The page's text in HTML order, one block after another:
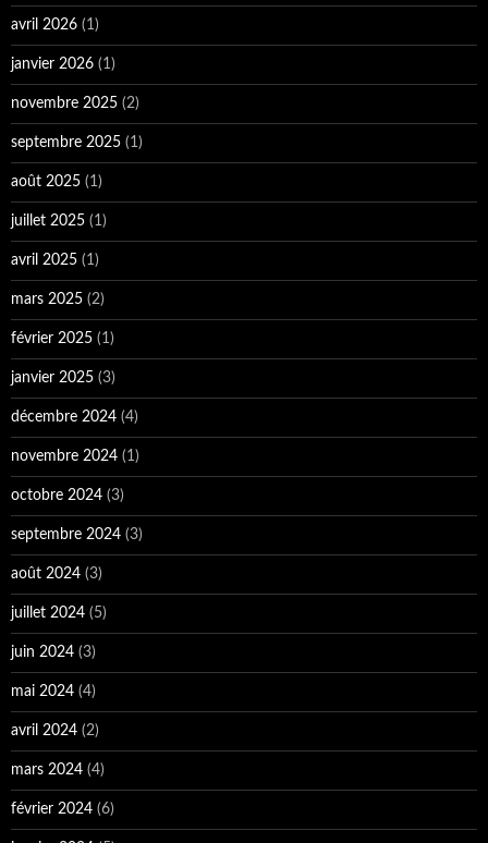
avril 2026 (1)
janvier 2026 (1)
novembre 2025 (2)
septembre 2025 (1)
août 2025 (1)
juillet 2025 (1)
avril 2025 (1)
mars 2025 (2)
février 2025 (1)
janvier 2025 (3)
décembre 2024 (4)
novembre 2024 (1)
octobre 2024 (3)
septembre 2024 (3)
août 2024 (3)
juillet 2024 (5)
juin 2024 (3)
mai 2024 (4)
avril 2024 (2)
mars 2024 (4)
février 2024 (6)